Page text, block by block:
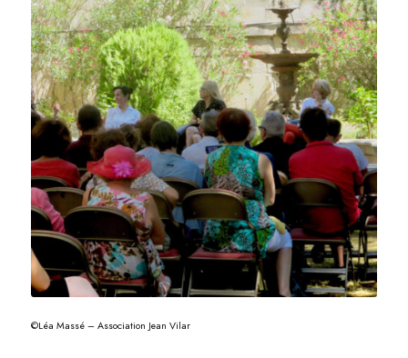
©Léa Massé – Association Jean Vilar